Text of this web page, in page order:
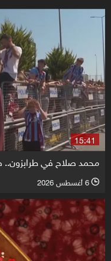
15:41
محمد صلاح في طرابزون..
l 6 أغسطس 2026